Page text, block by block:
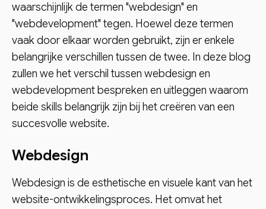
waarschijnlijk de termen "webdesign" en
"webdevelopment" tegen. Hoewel deze termen
vaak door elkaar worden gebruikt, zijn er enkele
belangrijke verschillen tussen de twee. In deze blog
zullen we het verschil tussen webdesign en
webdevelopment bespreken en uitleggen waarom
beide skills belangrijk zijn bij het creëren van een
succesvolle website.
Webdesign
Webdesign is de esthetische en visuele kant van het
website-ontwikkelingsproces. Het omvat het